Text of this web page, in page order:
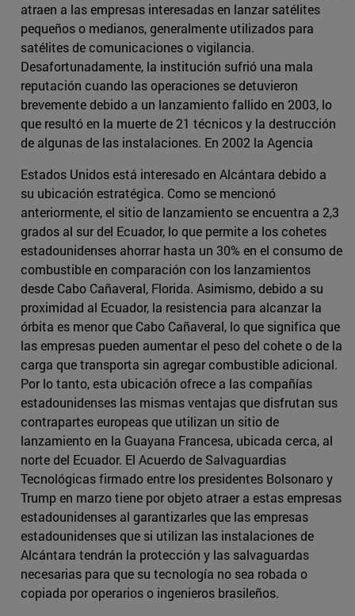
atraen a las empresas interesadas en lanzar satélites
pequeños o medianos, generalmente utilizados para
satélites de comunicaciones o vigilancia.
Desafortunadamente, la institución sufrió una mala
reputación cuando las operaciones se detuvieron
brevemente debido a un lanzamiento fallido en 2003, lo
que resultó en la muerte de 21 técnicos y la destrucción
de algunas de las instalaciones. En 2002 la Agencia
Estados Unidos está interesado en Alcántara debido a
su ubicación estratégica. Como se mencionó
anteriormente, el sitio de lanzamiento se encuentra a 2,3
grados al sur del Ecuador, lo que permite a los cohetes
estadounidenses ahorrar hasta un 30% en el consumo de
combustible en comparación con los lanzamientos
desde Cabo Cañaveral, Florida. Asimismo, debido a su
proximidad al Ecuador, la resistencia para alcanzar la
órbita es menor que Cabo Cañaveral, lo que significa que
las empresas pueden aumentar el peso del cohete o de la
carga que transporta sin agregar combustible adicional.
Por lo tanto, esta ubicación ofrece a las compañías
estadounidenses las mismas ventajas que disfrutan sus
contrapartes europeas que utilizan un sitio de
lanzamiento en la Guayana Francesa, ubicada cerca, al
norte del Ecuador. El Acuerdo de Salvaguardias
Tecnológicas firmado entre los presidentes Bolsonaro y
Trump en marzo tiene por objeto atraer a estas empresas
estadounidenses al garantizarles que las empresas
estadounidenses que si utilizan las instalaciones de
Alcántara tendrán la protección y las salvaguardas
necesarias para que su tecnología no sea robada o
copiada por operarios o ingenieros brasileños.